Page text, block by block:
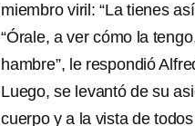
miembro viril: “La tienes
“Órale, a ver cómo la
hambre”, le respondió
Luego, se levantó de su
cuerpo y a la vista de